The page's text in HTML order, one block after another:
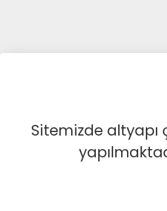
Sitemizde altyapı